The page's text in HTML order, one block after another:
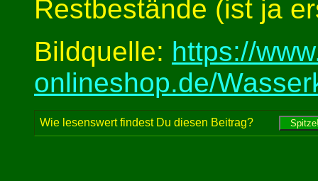
Restbestände (ist ja
Bildquelle: https://
onlineshop.de/
Wie lesenswert findest Du diesen Beitrag?